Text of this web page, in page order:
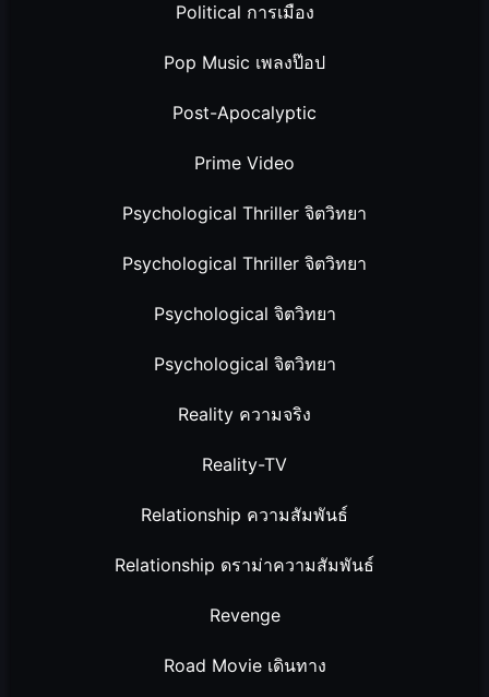
Political การเมือง
Pop Music เพลงป๊อป
Post-Apocalyptic
Prime Video
Psychological Thriller จิตวิทยา
Psychological Thriller จิตวิทยา
Psychological จิตวิทยา
Psychological จิตวิทยา
Reality ความจริง
Reality-TV
Relationship ความสัมพันธ์
Relationship ดราม่าความสัมพันธ์
Revenge
Road Movie เดินทาง